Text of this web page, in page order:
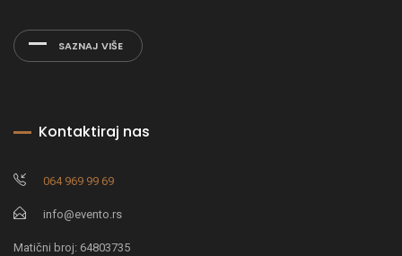
SAZNAJ VIŠE
Kontaktiraj nas
064 969 99 69
info@evento.rs
Matični broj: 64803735